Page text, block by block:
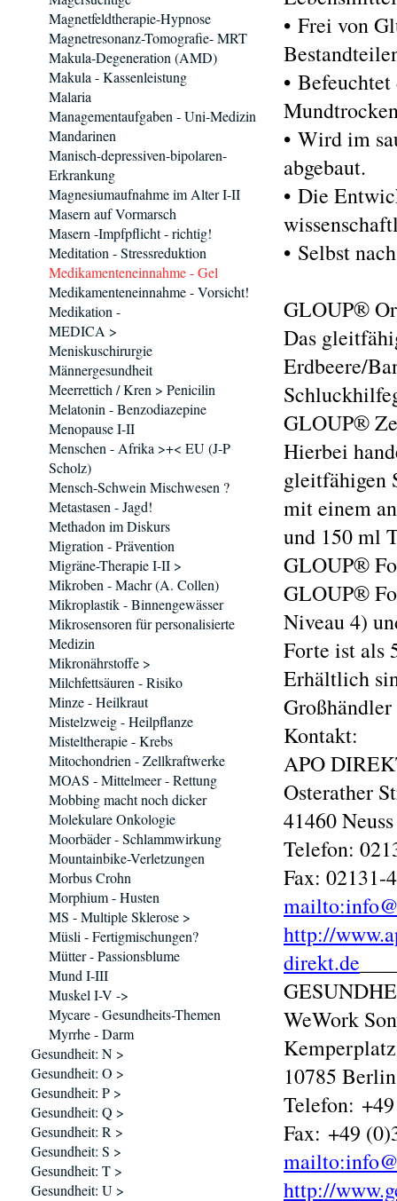
• Frei von
•
• Wird im
abgebaut.
• Die
• Selbst
GLOUP®
Das
Erdbeere/
GLOUP®
Hierbei
gleitfähigen
mit einem
und 150 ml
GLOUP®
GLOUP®
Niveau 4)
Forte ist als
Erhältlich
Kontakt:
APO
Osterather
41460 Neuss
Telefon:
Fax: 02131-
http://
direkt.de
WeWork
10785 Berlin
Telefon:
Fax: +49
http://
Magnetfeldtherapie-Hypnose
Magnetresonanz-Tomografie- MRT
Makula-Degeneration (AMD)
Makula - Kassenleistung
Malaria
Managementaufgaben - Uni-Medizin
Mandarinen
Manisch-depressiven-bipolaren-
Erkrankung
Magnesiumaufnahme im Alter I-II
Masern auf Vormarsch
Masern -Impfpflicht - richtig!
Meditation - Stressreduktion
Medikamenteneinnahme - Gel
Medikamenteneinnahme - Vorsicht!
Medikation -
MEDICA >
Meniskuschirurgie
Männergesundheit
Meerrettich / Kren > Penicilin
Melatonin - Benzodiazepine
Menopause I-II
Menschen - Afrika >+< EU (J-P
Scholz)
Mensch-Schwein Mischwesen ?
Metastasen - Jagd!
Methadon im Diskurs
Migration - Prävention
Migräne-Therapie I-II >
Mikroben - Machr (A. Collen)
Mikroplastik - Binnengewässer
Mikrosensoren für personalisierte
Medizin
Mikronährstoffe >
Milchfettsäuren - Risiko
Minze - Heilkraut
Mistelzweig - Heilpflanze
Misteltherapie - Krebs
Mitochondrien - Zellkraftwerke
MOAS - Mittelmeer - Rettung
Mobbing macht noch dicker
Molekulare Onkologie
Moorbäder - Schlammwirkung
Mountainbike-Verletzungen
Morbus Crohn
Morphium - Husten
MS - Multiple Sklerose >
Müsli - Fertigmischungen?
Mütter - Passionsblume
Mund I-III
Muskel I-V ->
Mycare - Gesundheits-Themen
Myrrhe - Darm
Gesundheit: N >
Gesundheit: O >
Gesundheit: P >
Gesundheit: Q >
Gesundheit: R >
Gesundheit: S >
Gesundheit: T >
Gesundheit: U >